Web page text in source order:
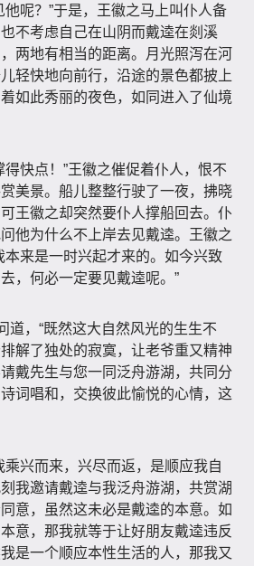
他呢？”于是，王徽之马上叫仆人备
不考虑自己在山阴而戴逵在剡溪
，两地有相当的距离。月光照泻在河
轻快地向前行，沿途的景色都披上
如此秀丽的夜色，如同进入了仙境
得快点！”王徽之催促着仆人，恨不
美景。船儿整整行驶了一夜，拂晓
王徽之却突然要仆人撑船回去。仆
他为什么不上岸去见戴逵。王徽之
本来是一时兴起才来的。如今兴致
，何必一定要见戴逵呢。”
道，“既然这大自然风光的生生不
解了独处的寂寞，让老爷重又精神
戴先生与您一同泛舟游湖，共同分
词唱和，交换彼此愉悦的心情，这
乘兴而来，兴尽而返，是顺应我自
我邀请戴逵与我泛舟游湖，共赏湖
意，虽然这未必是戴逵的本意。如
意，那我就等于让好朋友戴逵违反
是一个顺应本性生活的人，那我又